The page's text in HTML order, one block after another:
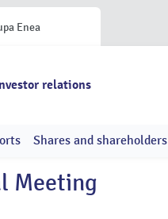
Enea
relations
Shares and shareholders
Meeting